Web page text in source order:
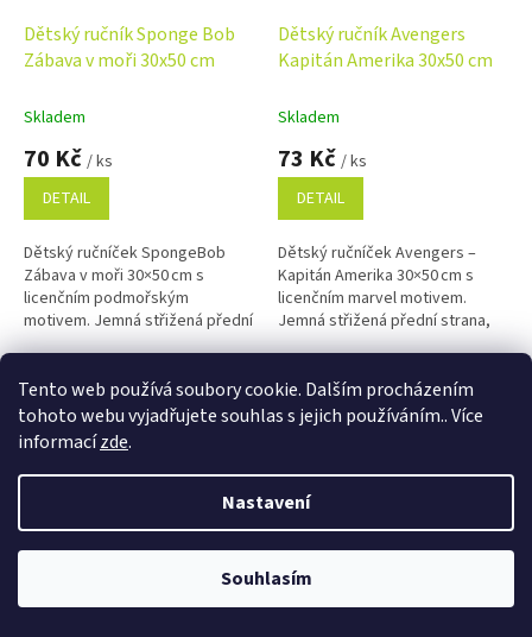
Tento web používá soubory cookie. Dalším procházením
tohoto webu vyjadřujete souhlas s jejich používáním.. Více
informacízde.
Nastavení
Souhlasím
nastavená Věrnostní sleva 3% - 10% na Všechny Vaše další nákupy. Čím
víc nakoupíte, tím větší slevu můžete získat. Vaše objednávky se sčítají.
Využít můžete i "Slevové kody" nebo DOPRAVU ZDARMA. Přejeme
příjemný nákup u nás Jana Kotasová Komárková a kolektiv pracovníků
Dětský ručník Sponge Bob
Zábava v moři 30x50 cm
Skladem
70 Kč / ks
DETAIL
Dětský ručníček SpongeBob
Zábava v moři 30×50 cm s
licenčním podmořským
motivem. Jemná střižená přední
strana, savé froté na rubu a
Dětský ručník Avengers
Kapitán Amerika 30x50 cm
Skladem
73 Kč / ks
DETAIL
Dětský ručníček Avengers –
Kapitán Amerika 30×50 cm s
licenčním marvel motivem.
Jemná střižená přední strana,
savé froté na rubu a 100%
Dětský ručník Avengers Kapitán
Dětský ručník Cars 3 Go
Dětský ručník Frajer Mickey